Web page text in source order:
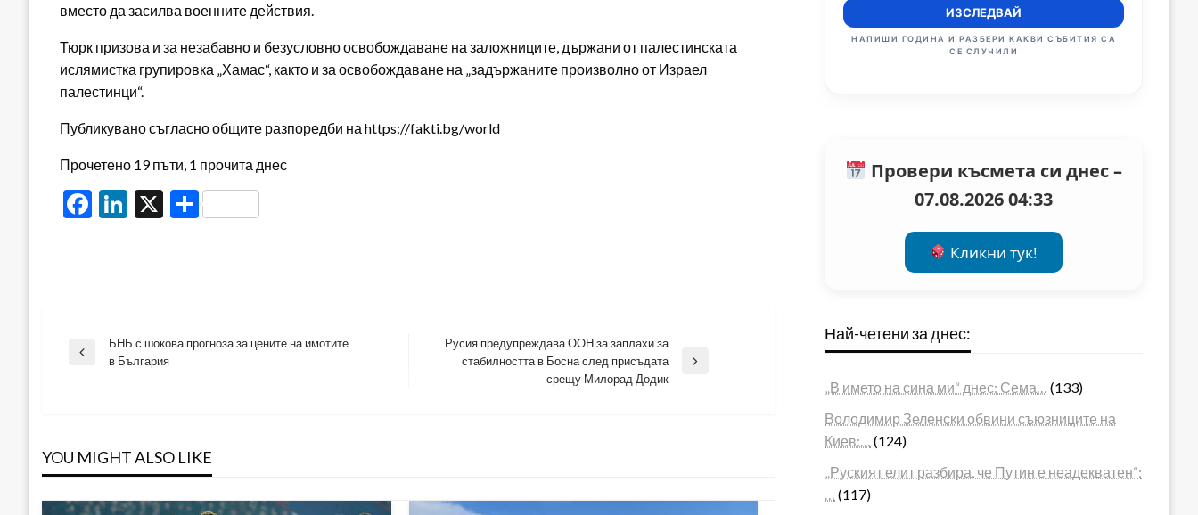
вместо да засилва военните действия.
Тюрк призова и за незабавно и безусловно освобождаване на заложниците, държани от палестинската
ислямистка групировка „Хамас“, както и за освобождаване на „задържаните произволно от Израел
палестинци“.
Публикувано съгласно общите разпоредби на https://fakti.bg/world
Прочетено 19 пъти, 1 прочита днес
Facebook
LinkedIn
X Share
Навигация
Previous
БНБ с шокова прогноза за цените на имотите
в България
Русия предупреждава ООН за заплахи за
стабилността в Босна след присъдата
срещу Милорад Додик
YOU MIGHT ALSO LIKE
ИЗСЛЕДВАЙ
НАПИШИ ГОДИНА И РАЗБЕРИ КАКВИ СЪБИТИЯ СА
СЕ СЛУЧИЛИ
Провери късмета си днес –
07.08.2026 04:33
Кликни тук!
Най-четени за днес:
„В името на сина ми“ днес: Сема…
(133)
Володимир Зеленски обвини съюзниците на
Киев:…
(124)
„Руският елит разбира, че Путин е неадекватен“:
(117)